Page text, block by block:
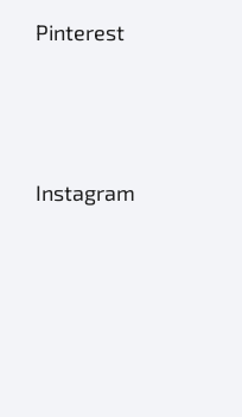
Pinterest
Instagram